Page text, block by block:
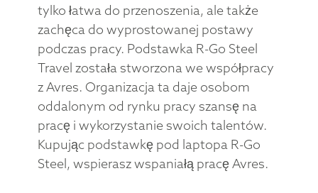
tylko łatwa do przenoszenia, ale także
zachęca do wyprostowanej postawy
podczas pracy. Podstawka R-Go Steel
Travel została stworzona we współpracy
z Avres. Organizacja ta daje osobom
oddalonym od rynku pracy szansę na
pracę i wykorzystanie swoich talentów.
Kupując podstawkę pod laptopa R-Go
Steel, wspierasz wspaniałą pracę Avres.